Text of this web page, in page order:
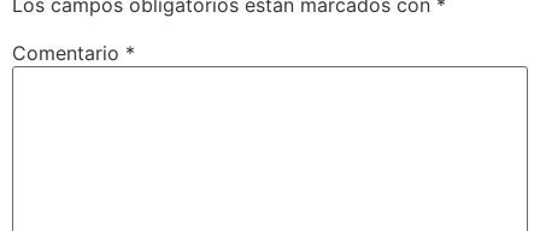
Los campos obligatorios están marcados con *
Comentario *